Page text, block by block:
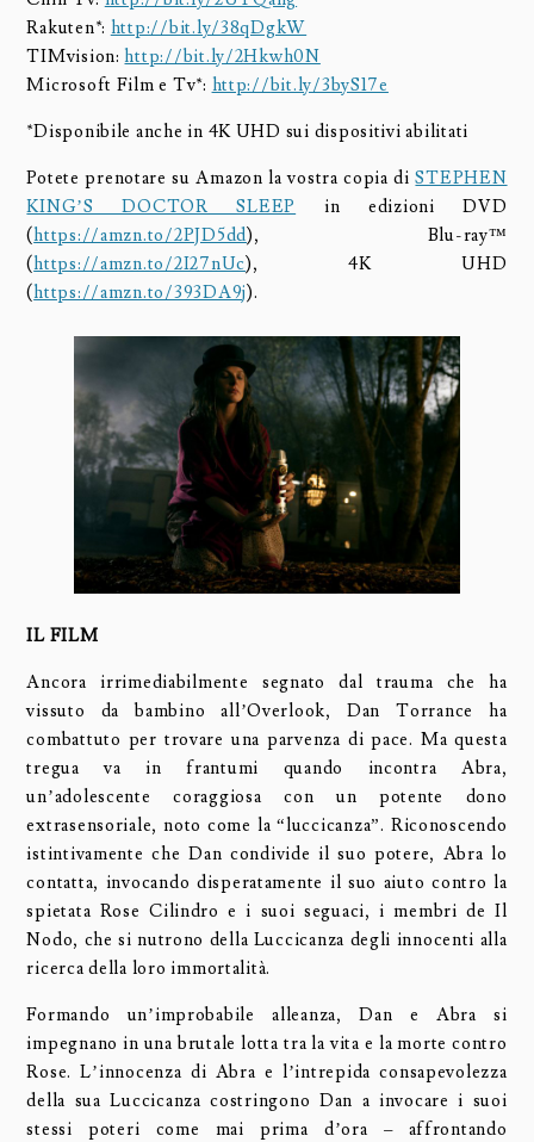
Rakuten*: http://bit.ly/38qDgkW
TIMvision:http://bit.ly/2Hkwh0N
Microsoft Film e Tv*: http://bit.ly/3byS17e
*Disponibile anche in 4K UHD sui dispositivi abilitati
Potete prenotare su Amazon la vostra copia diSTEPHEN
KING’S DOCTOR SLEEP
in edizioni DVD
(https://amzn.to/2PJD5dd), Blu-ray™
(https://amzn.to/2I27nUc), 4K UHD
(https://amzn.to/393DA9j).
IL FILM
Ancora irrimediabilmente segnato dal trauma che ha
vissuto da bambino all’Overlook, Dan Torrance ha
combattuto per trovare una parvenza di pace. Ma questa
tregua va in frantumi quando incontra Abra,
un’adolescente coraggiosa con un potente dono
extrasensoriale, noto come la “luccicanza”. Riconoscendo
istintivamente che Dan condivide il suo potere, Abra lo
contatta, invocando disperatamente il suo aiuto contro la
spietata Rose Cilindro e i suoi seguaci, i membri de Il
Nodo, che si nutrono della Luccicanza degli innocenti alla
ricerca della loro immortalità.
Formando un’improbabile alleanza, Dan e Abra si
impegnano in una brutale lotta tra la vita e la morte contro
Rose. L’innocenza di Abra e l’intrepida consapevolezza
della sua Luccicanza costringono Dan a invocare i suoi
stessi poteri come mai prima d’ora – affrontando